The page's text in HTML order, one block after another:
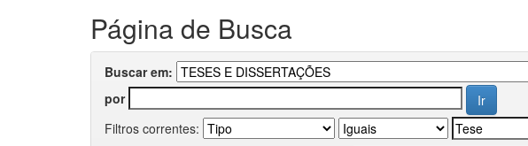
Página de Busca
Buscar em:
por
Filtros correntes: